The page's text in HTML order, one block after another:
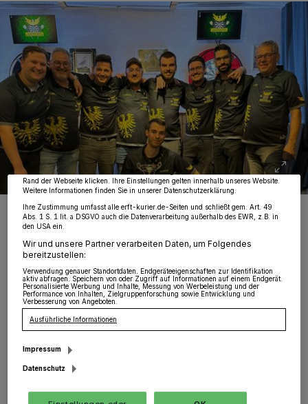
Im Bild von links nach rechts: Jannik Wunderlich, Dieter Mandel,
Lukas Wunderlich (Vize- Vorsitzender), Stefan Schäben, Nikolas
Elendt, Alexander Mandel (Kassierer), Niklas Preuß, Michael
Wunderlich. Unten sitzend: Patrick Leyser (Vorsitzender und
aktueller Liga-Meister).
Von Gerhard P. Müller
ein Verein wurde als „Familien-Idee“
Wir und unsere218 -Partner speichern und greifen auf personenbezogene Daten
wie Browserdaten oder eindeutige Kennungen auf Ihrem Gerät zu. Durch Auswahl
von OK aktivieren Sie Tracking-Technologien für die unter „Wir und unsere
Partner verarbeiten Daten, um Ihnen Dienste bereitzustellen“ aufgeführten
Zwecke. Wenn Tracker deaktiviert sind, sind manche Inhalte und Anzeigen
möglicherweise nicht mehr so relevant für Sie. Sie können dieses Menü jederzeit
wieder aufrufen, um Ihre Einstellungen zu ändern oder Ihre Einwilligung zu
widerrufen, indem Sie auf den Link Einstellungen oder Ablehnen am unteren
Rand der Webseite klicken. Ihre Einstellungen gelten innerhalb unseres Website.
Weitere Informationen finden Sie in unserer Datenschutzerklärung.
Ihre Zustimmung umfasst alle erft-kurier.de-Seiten und schließt gem. Art. 49
Abs. 1 S. 1 lit. a DSGVO auch die Datenverarbeitung außerhalb des EWR, z.B. in
den USA ein.
Wir und unsere Partner verarbeiten Daten, um Folgendes
bereitzustellen:
Verwendung genauer Standortdaten. Endgeräteeigenschaften zur Identifikation
aktiv abfragen. Speichern von oder Zugriff auf Informationen auf einem Endgerät.
Personalisierte Werbung und Inhalte, Messung von Werbeleistung und der
Performance von Inhalten, Zielgruppenforschung sowie Entwicklung und
Verbesserung von Angeboten.
Ausführliche Informationen
Impressum
Datenschutz